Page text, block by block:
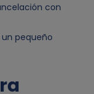
con
pequeño